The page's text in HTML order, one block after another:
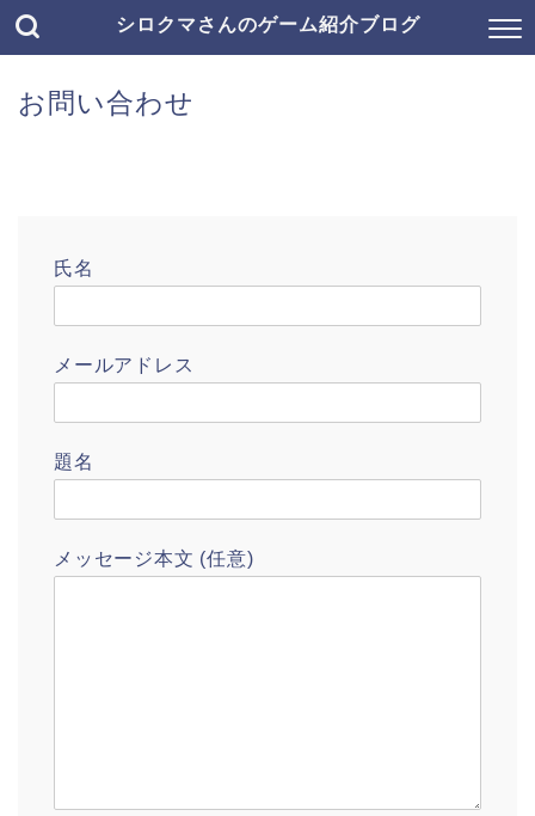
シロクマさんのゲーム紹介ブログ
お問い合わせ
氏名
メールアドレス
題名
メッセージ本文 (任意)